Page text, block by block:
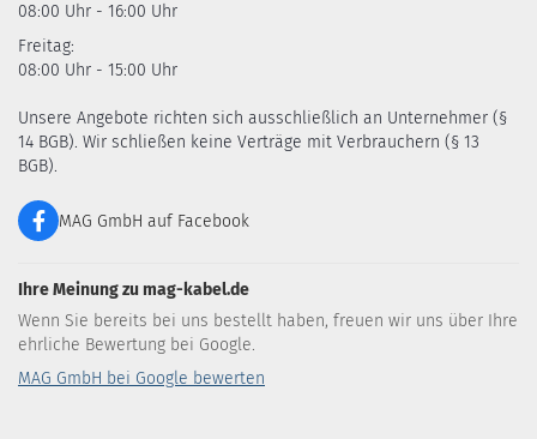
08:00 Uhr - 16:00 Uhr
Freitag:
08:00 Uhr - 15:00 Uhr
Unsere Angebote richten sich ausschließlich an Unternehmer (§
14 BGB). Wir schließen keine Verträge mit Verbrauchern (§ 13
BGB).
MAG GmbH auf Facebook
Ihre Meinung zu mag-kabel.de
Wenn Sie bereits bei uns bestellt haben, freuen wir uns über Ihre
ehrliche Bewertung bei Google.
MAG GmbH bei Google bewerten